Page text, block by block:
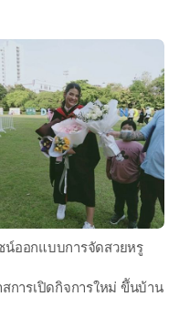
น์ออกแบบการจัดสวยหรู
การเปิดกิจการใหม่ ขึันบ้าน
นสุดพิเศษของคุณ ฯลฯ